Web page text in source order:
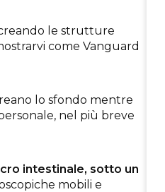
le strutture
come Vanguard
lo sfondo mentre
nel più breve
intestinale, sotto un
mobili e